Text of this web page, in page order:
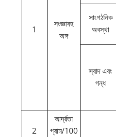
1
সংজ্ঞাবহ
অঙ্গ
সাংগঠনিক
অবস্থা
স্বাদ এবং
গন্ধ
2
আর্দ্রতা
গ্রাম/100